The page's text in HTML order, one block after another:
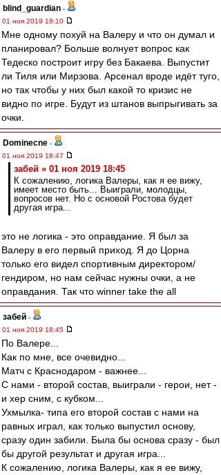
blind_guardian -
01 ноя 2019 19:10
Мне одному похуй на Валеру и что он думал и
планировал? Больше волнует вопрос как
Тедеско построит игру без Бакаева. Выпустит
ли Тиля или Мирзова. Арсенал вроде идёт туго,
но так чтобы у них был какой то кризис не
видно по игре. Будут из штанов выпрыгивать за
очки.
Dominecne -
01 ноя 2019 18:47
забей » 01 ноя 2019 18:45
К сожалению, логика Валеры, как я ее вижу,
имеет место быть... Выиграли, молодцы,
вопросов нет. Но с основой Ростова будет
другая игра...
это не логика - это оправдание. Я был за
Валеру в его первый приход. Я до Цорна
только его видел спортивным директором/
гендиром, но нам сейчас нужны очки, а не
оправдания. Так что winner take the all
забей -
01 ноя 2019 18:45
По Валере...
Как по мне, все очевидно...
Матч с Краснодаром - важнее...
С нами - второй состав, выиграли - герои, нет -
и хер сним, с кубком...
Ухмылка- типа его второй состав с нами на
равных играл, как только выпустил основу,
сразу один забили. Была бы основа сразу - был
бы другой результат и другая игра...
К сожалению, логика Валеры, как я ее вижу,